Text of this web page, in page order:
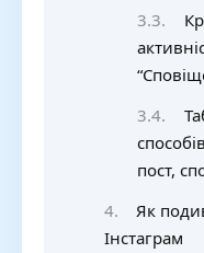
пост,
Як
Інстаграм